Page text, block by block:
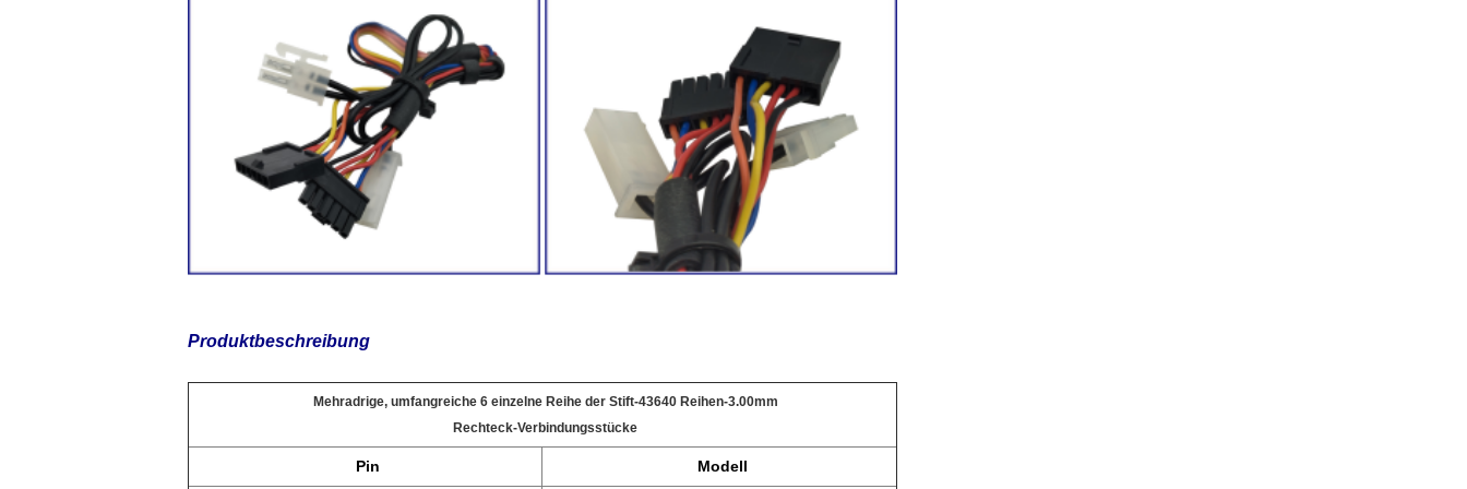
Produktbeschreibung
Mehradrige, umfangreiche 6 einzelne Reihe der Stift-43640 Reihen-3.00mm
Rechteck-Verbindungsstücke
Pin Modell